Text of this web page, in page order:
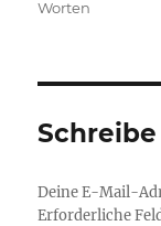
Worten
Deine E-Mail-
Erforderliche